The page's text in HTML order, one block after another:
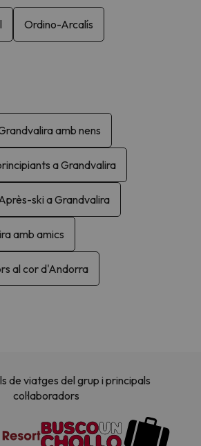
Ordino-Arcalís
amb nens
a Grandvalira
ski a Grandvalira
amb amics
al cor d'Andorra
de viatges del grup i principals
col·laboradors